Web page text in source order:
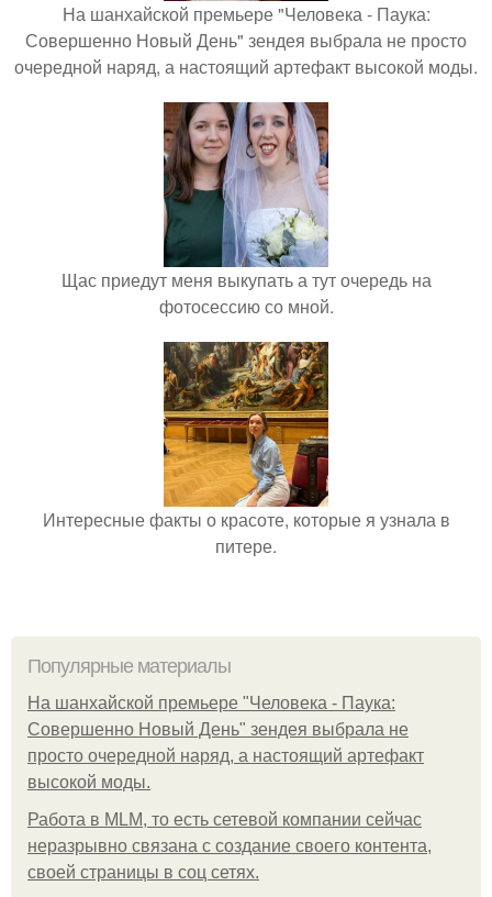
На шанхайской премьере "Человека - Паука:
Совершенно Новый День" зендея выбрала не просто
очередной наряд, а настоящий артефакт высокой моды.
Щас приедут меня выкупать а тут очередь на
фотосессию со мной.
Интересные факты о красоте, которые я узнала в
питере.
Популярные материалы
На шанхайской премьере "Человека - Паука:
Совершенно Новый День" зендея выбрала не
просто очередной наряд, а настоящий артефакт
высокой моды.
Работа в MLM, то есть сетевой компании сейчас
неразрывно связана с создание своего контента,
своей страницы в соц сетях.